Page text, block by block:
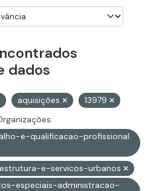
dados
aquisições
13979
e-qualificacao-profissional
e-servicos-urbanos
especiais-administracao-